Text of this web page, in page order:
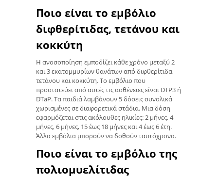
Ποιο είναι το εμβόλιο
διφθερίτιδας, τετάνου και
κοκκύτη
Η ανοσοποίηση εμποδίζει κάθε χρόνο μεταξύ 2
και 3 εκατομμυρίων θανάτων από διφθερίτιδα,
τετάνου και κοκκύτη. Το εμβόλιο που
προστατεύει από αυτές τις ασθένειες είναι DTP3 ή
DTaP. Τα παιδιά λαμβάνουν 5 δόσεις συνολικά
χωρισμένες σε διαφορετικά στάδια. Μια δόση
εφαρμόζεται στις ακόλουθες ηλικίες: 2 μήνες, 4
μήνες, 6 μήνες, 15 έως 18 μήνες και 4 έως 6 έτη.
Άλλα εμβόλια μπορούν να δοθούν ταυτόχρονα.
Ποιο είναι το εμβόλιο της
πολιομυελίτιδας